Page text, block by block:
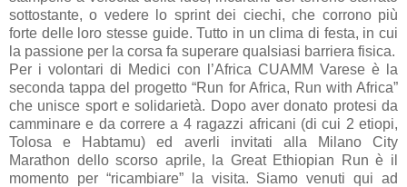
sottostante, o vedere lo sprint dei ciechi, che corrono più
forte delle loro stesse guide. Tutto in un clima di festa, in cui
la passione per la corsa fa superare qualsiasi barriera fisica.
Per i volontari di Medici con l’Africa CUAMM Varese è la
seconda tappa del progetto “Run for Africa, Run with Africa”
che unisce sport e solidarietà. Dopo aver donato protesi da
camminare e da correre a 4 ragazzi africani (di cui 2 etiopi,
Tolosa e Habtamu) ed averli invitati alla Milano City
Marathon dello scorso aprile, la Great Ethiopian Run è il
momento per “ricambiare” la visita. Siamo venuti qui ad